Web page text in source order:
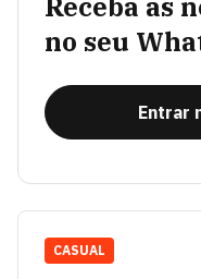
no seu
Entrar
CASUAL